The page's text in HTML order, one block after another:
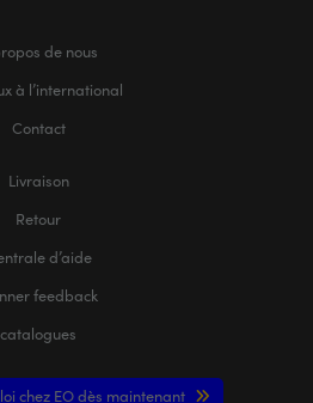
de nous
à l’international
Contact
Livraison
Retour
d’aide
feedback
catalogues
chez EO dès maintenant